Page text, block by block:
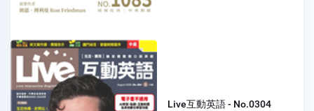
Live互動英語 - No.0304